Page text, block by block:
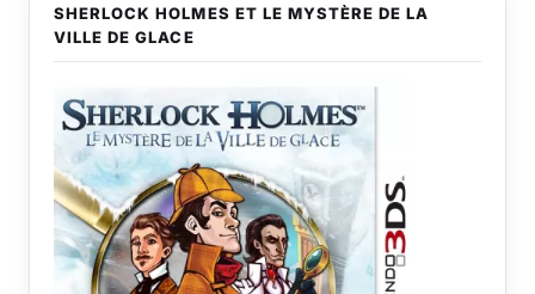
SHERLOCK HOLMES ET LE MYSTÈRE DE LA
VILLE DE GLACE